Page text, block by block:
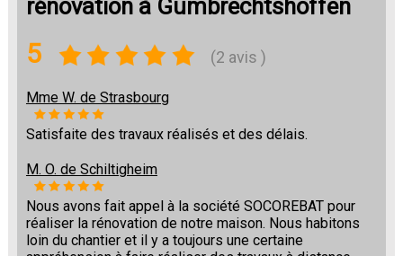
rénovation à Gumbrechtshoffen
5 (2 avis )
Mme W. de Strasbourg
Satisfaite des travaux réalisés et des délais.
M. O. de Schiltigheim
Nous avons fait appel à la société SOCOREBAT pour
réaliser la rénovation de notre maison. Nous habitons
loin du chantier et il y a toujours une certaine